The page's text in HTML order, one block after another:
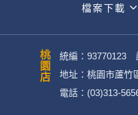
體帳號、網路平台申請之帳號
檔案下載
桃園店
統編：93770123
地址：桃園市蘆竹
電話：(03)313-